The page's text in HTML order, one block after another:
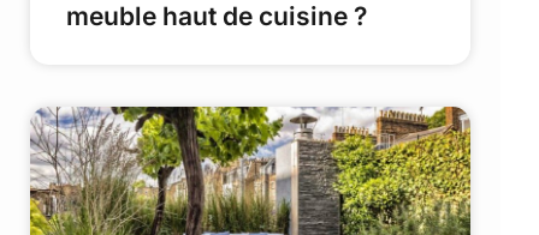
meuble haut de cuisine ?